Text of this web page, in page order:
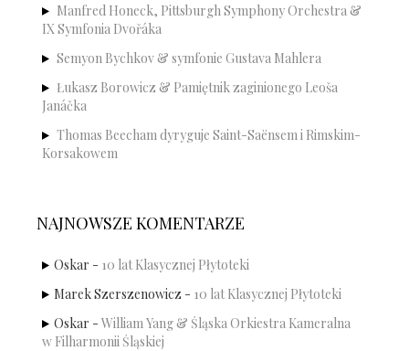
Manfred Honeck, Pittsburgh Symphony Orchestra &
IX Symfonia Dvořáka
Semyon Bychkov & symfonie Gustava Mahlera
Łukasz Borowicz & Pamiętnik zaginionego Leoša
Janáčka
Thomas Beecham dyryguje Saint-Saënsem i Rimskim-
Korsakowem
NAJNOWSZE KOMENTARZE
Oskar - 10 lat Klasycznej Płytoteki
Marek Szerszenowicz - 10 lat Klasycznej Płytoteki
Oskar - William Yang & Śląska Orkiestra Kameralna
w Filharmonii Śląskiej